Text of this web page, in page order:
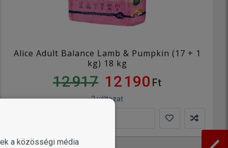
Alice Adult Balance Lamb & Pumpkin (17 + 1
kg) 18 kg
12 917 12 190 Ft
2 változat
a közösségi média